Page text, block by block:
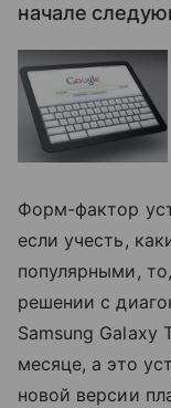
начале
Форм-фактор
если учесть,
популярными,
решении с
Samsung Galaxy
месяце, а это
новой версии